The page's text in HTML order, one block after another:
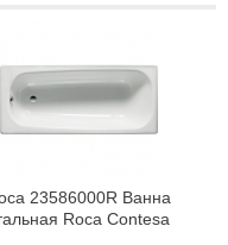
23586000R Ванна
Roca Contesa